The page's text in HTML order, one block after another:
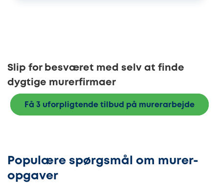
Slip for besværet med selv at finde
dygtige murerfirmaer
Få 3 uforpligtende tilbud på murerarbejde
Populære spørgsmål om murer-
opgaver